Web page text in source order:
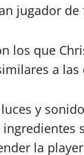
jugador
los que
a
y
la